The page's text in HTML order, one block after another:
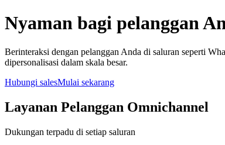
Nyaman bagi pelanggan
Berinteraksi dengan pelanggan Anda di saluran seperti
dipersonalisasi dalam skala besar.
Hubungi salesMulai sekarang
Layanan Pelanggan Omnichannel
Dukungan terpadu di setiap saluran